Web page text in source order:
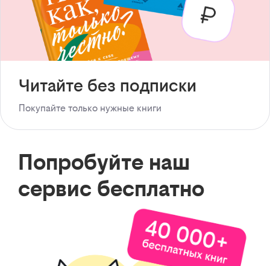
Читайте без подписки
Покупайте только нужные книги
Попробуйте наш
сервис бесплатно